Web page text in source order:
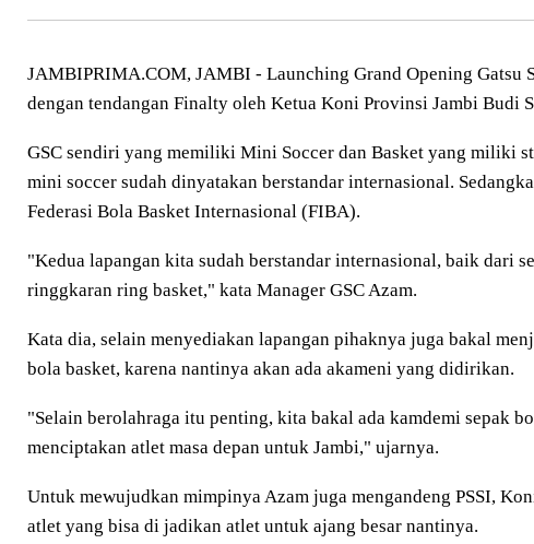
JAMBIPRIMA.COM, JAMBI - Launching Grand Opening Gatsu
dengan tendangan Finalty oleh Ketua Koni Provinsi Jambi Budi
GSC sendiri yang memiliki Mini Soccer dan Basket yang miliki
mini soccer sudah dinyatakan berstandar internasional.
Federasi Bola Basket Internasional (FIBA).
"Kedua lapangan kita sudah berstandar internasional, baik dari
ringgkaran ring basket," kata Manager GSC Azam.
Kata dia, selain menyediakan lapangan pihaknya juga bakal
bola basket, karena nantinya akan ada akameni yang didirikan.
"Selain berolahraga itu penting, kita bakal ada kamdemi sepak
menciptakan atlet masa depan untuk Jambi," ujarnya.
Untuk mewujudkan mimpinya Azam juga mengandeng PSSI,
atlet yang bisa di jadikan atlet untuk ajang besar nantinya.